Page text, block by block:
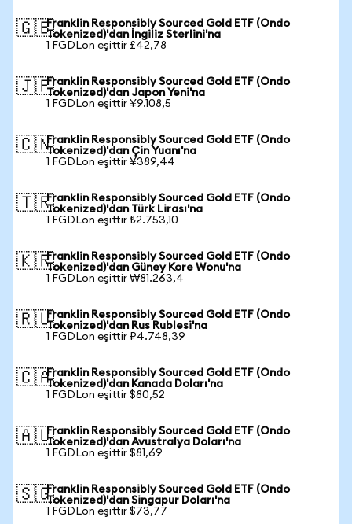
🇬🇧Franklin Responsibly Sourced Gold ETF (Ondo
Tokenized)'dan İngiliz Sterlini'na
1 FGDLon eşittir £42,78
🇯🇵Franklin Responsibly Sourced Gold ETF (Ondo
Tokenized)'dan Japon Yeni'na
1 FGDLon eşittir ¥9.108,5
🇨🇳Franklin Responsibly Sourced Gold ETF (Ondo
Tokenized)'dan Çin Yuanı'na
1 FGDLon eşittir ¥389,44
🇹🇷Franklin Responsibly Sourced Gold ETF (Ondo
Tokenized)'dan Türk Lirası'na
1 FGDLon eşittir ₺2.753,10
🇰🇷Franklin Responsibly Sourced Gold ETF (Ondo
Tokenized)'dan Güney Kore Wonu'na
1 FGDLon eşittir ₩81.263,4
🇷🇺Franklin Responsibly Sourced Gold ETF (Ondo
Tokenized)'dan Rus Rublesi'na
1 FGDLon eşittir ₽4.748,39
🇨🇦Franklin Responsibly Sourced Gold ETF (Ondo
Tokenized)'dan Kanada Doları'na
1 FGDLon eşittir $80,52
🇦🇺Franklin Responsibly Sourced Gold ETF (Ondo
Tokenized)'dan Avustralya Doları'na
1 FGDLon eşittir $81,69
🇸🇬Franklin Responsibly Sourced Gold ETF (Ondo
Tokenized)'dan Singapur Doları'na
1 FGDLon eşittir $73,77